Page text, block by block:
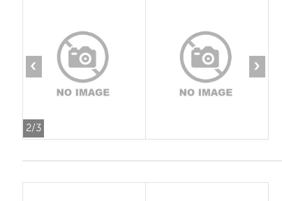
2/3
‹ ›